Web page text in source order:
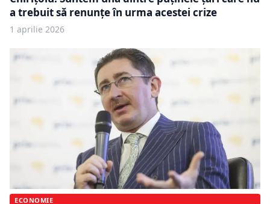
a trebuit să renunţe în urma acestei crize
1 aprilie 2026
ECONOMIE